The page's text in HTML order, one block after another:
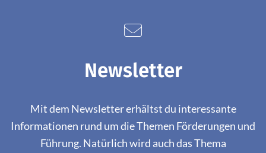
Newsletter
Mit dem Newsletter erhältst du interessante
Informationen rund um die Themen Förderungen und
Führung. Natürlich wird auch das Thema